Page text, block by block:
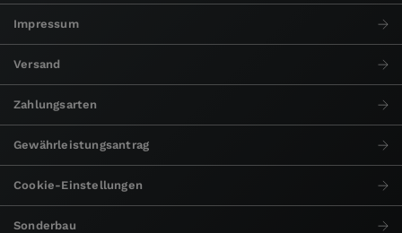
Impressum
Versand
Zahlungsarten
Gewährleistungsantrag
Cookie-Einstellungen
Sonderbau